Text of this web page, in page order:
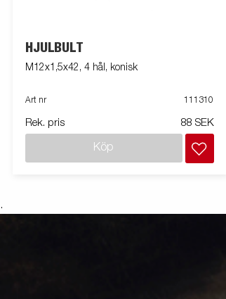
HJULBULT
M12x1,5x42, 4 hål, konisk
Art nr 111310
Rek. pris 88 SEK
Köp
.